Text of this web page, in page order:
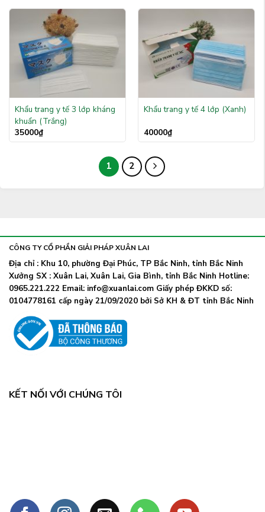
Khẩu trang y tế 3 lớp kháng
khuẩn (Trắng)
35000₫
Khẩu trang y tế 4 lớp (Xanh)
40000₫
1 2
CÔNG TY CỔ PHẦN GIẢI PHÁP XUÂN LAI
Địa chỉ : Khu 10, phường Đại Phúc, TP Bắc Ninh, tỉnh Bắc Ninh
Xưởng SX : Xuân Lai, Xuân Lai, Gia Bình, tỉnh Bắc Ninh Hotline:
0965.221.222 Email: info@xuanlai.com Giấy phép ĐKKD số:
0104778161 cấp ngày 21/09/2020 bởi Sở KH & ĐT tỉnh Bắc Ninh
KẾT NỐI VỚI CHÚNG TÔI